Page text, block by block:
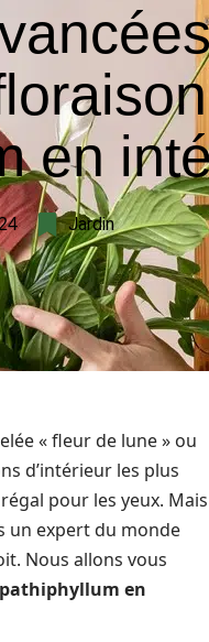
en
Jardin
« fleur de lune » ou
d’intérieur les plus
pour les yeux. Mais
un expert du monde
Nous allons vous
en